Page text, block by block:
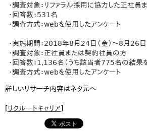
・調査対象：リファラル採用に協力した正社
・回答数：531名
・調査方式：webを使用したアンケート
・実施期間：2018年8月24日（金）～8月26日
・調査対象：正社員または契約社員の方
・回答数：1,136名（うち該当者775名の結果
・調査方式：webを使用したアンケート
詳しいリサーチ内容はネタ元へ
[リクルートキャリア]